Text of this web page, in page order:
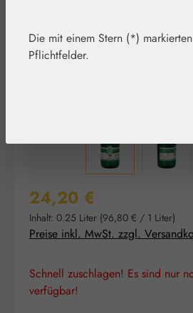
Regulärer Preis:
24,20 €
Inhalt: 0.25 Liter (96,80 € / 1 Liter)
Preise inkl. MwSt. zzgl.
Schnell zuschlagen! Es sind nur
verfügbar!
Die mit einem Stern (*)
Pflichtfelder.